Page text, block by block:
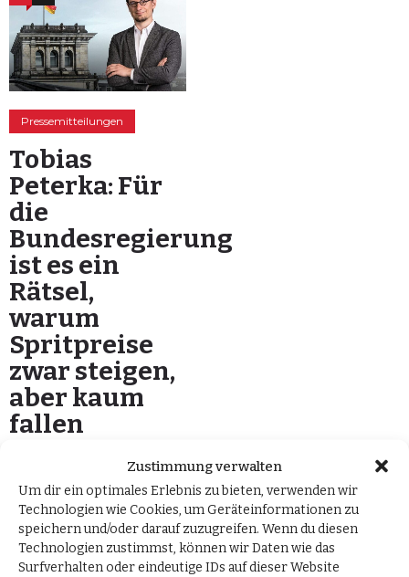
Zustimmung verwalten
Um dir ein optimales Erlebnis zu bieten, verwenden wir
Technologien wie Cookies, um Geräteinformationen zu
speichern und/oder darauf zuzugreifen. Wenn du diesen
Technologien zustimmst, können wir Daten wie das
Surfverhalten oder eindeutige IDs auf dieser Website
Pressemitteilungen
Tobias
Peterka: Für
die
Bundesregierung
ist es ein
Rätsel,
warum
Spritpreise
zwar steigen,
aber kaum
fallen
Tobias Matthias Peterka MdB
Pressemitteilungen
Berlin, 30. November 2022.
Zum Bericht des